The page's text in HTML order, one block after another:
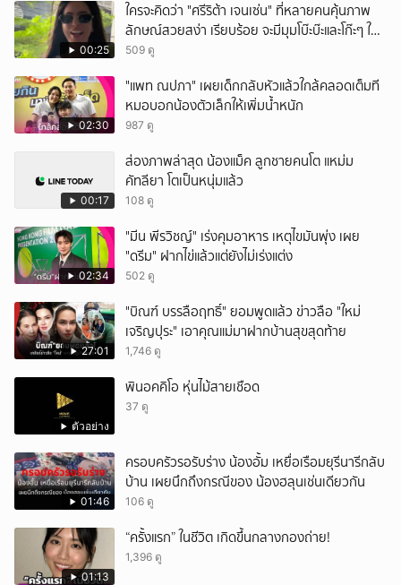
00:25
ใครจะคิดว่า "ศรีริต้า เจนเซ่น" ที่หลายคนคุ้นภาพ
ลักษณ์สวยสง่า เรียบร้อย จะมีมุมโบ๊ะบ๊ะและโก๊ะๆ ให้
ได้อมยิ้มเหมือนกัน งานนี้ทำเอาแฟนๆ ทั้งเอ็นดูทั้ง
509 ดู
02:30
"แพท ณปภา" เผยเด็กกลับหัวแล้วใกล้คลอดเต็มที
หมอบอกน้องตัวเล็กให้เพิ่มน้ำหนัก
987 ดู
00:17
ส่องภาพล่าสุด น้องแม็ค ลูกชายคนโต แหม่ม
คัทลียา โตเป็นหนุ่มแล้ว
108 ดู
02:34
"มีน พีรวิชญ์" เร่งคุมอาหาร เหตุไขมันพุ่ง เผย
"ดรีม" ฝากไข่แล้วแต่ยังไม่เร่งแต่ง
502 ดู
27:01
"บิณฑ์ บรรลือฤทธิ์" ยอมพูดแล้ว ข่าวลือ "ใหม่
เจริญปุระ" เอาคุณแม่มาฝากบ้านสุขสุดท้าย
1,746 ดู
ตัวอย่าง
พินอคคิโอ หุ่นไม้สายเชือด
37 ดู
01:46
ครอบครัวรอรับร่าง น้องอั้ม เหยื่อเรือมยุรีนารีกลับ
บ้าน เผยนึกถึงกรณีของ น้องฮลุนเช่นเดียวกัน
106 ดู
01:13
“ครั้งแรก” ในชีวิต เกิดขึ้นกลางกองถ่าย!
1,396 ดู